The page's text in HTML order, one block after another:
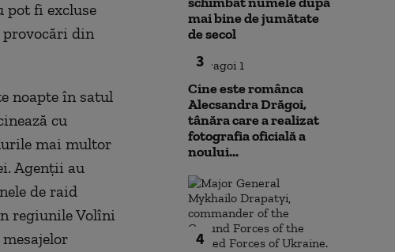
pot fi excluse
provocări din
noapte în satul
cu
mai multor
Agenţii au
de raid
regiunile Volîni
mai bine de jumătate
de secol
3
Cine este românca
Alecsandra Drăgoi,
tânăra care a realizat
fotografia oficială a
noului...
4